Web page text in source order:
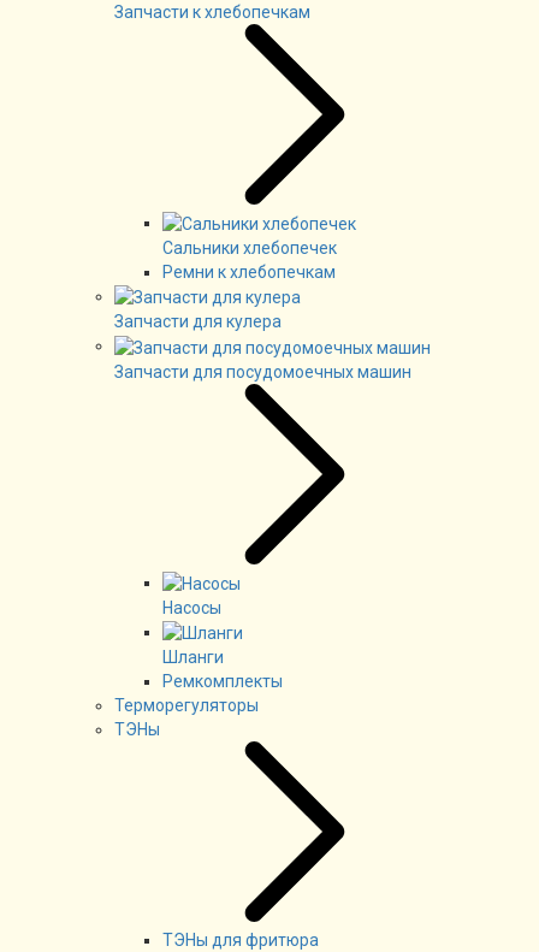
Запчасти к хлебопечкам
Сальники хлебопечек
Ремни к хлебопечкам
Запчасти для кулера
Запчасти для посудомоечных машин
Насосы
Шланги
Ремкомплекты
Терморегуляторы
ТЭНы
ТЭНы для фритюра